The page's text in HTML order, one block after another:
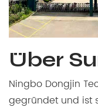
Über
Ningbo Dongjin
gegründet und ist